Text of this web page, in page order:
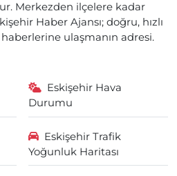
Merkezden ilçelere kadar
Haber Ajansı; doğru, hızlı
ulaşmanın adresi.
Eskişehir Hava
Durumu
Eskişehir Trafik
Yoğunluk Haritası